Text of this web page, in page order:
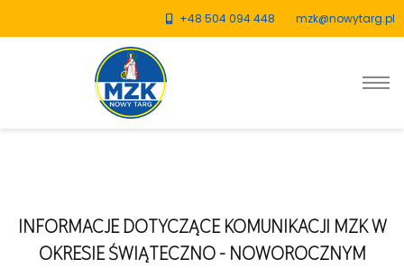
+48 504 094 448 mzk@nowytarg.pl
INFORMACJE DOTYCZĄCE KOMUNIKACJI MZK W
OKRESIE ŚWIĄTECZNO - NOWOROCZNYM